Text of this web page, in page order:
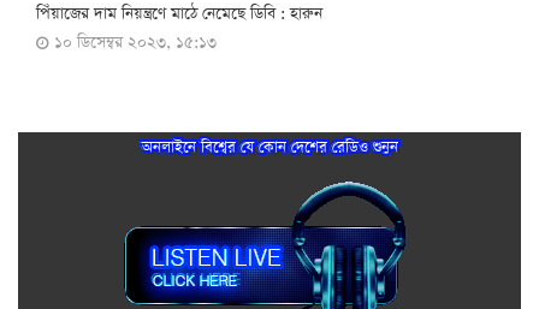
পিঁয়াজের দাম নিয়ন্ত্রণে মাঠে নেমেছে ডিবি : হারুন
১০ ডিসেম্বর ২০২৩, ১৫:১৩
অনলাইনে বিশ্বের যে কোন দেশের রেডিও শুনুন